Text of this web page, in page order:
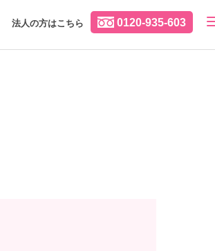
0120-935-603
法人の方はこちら